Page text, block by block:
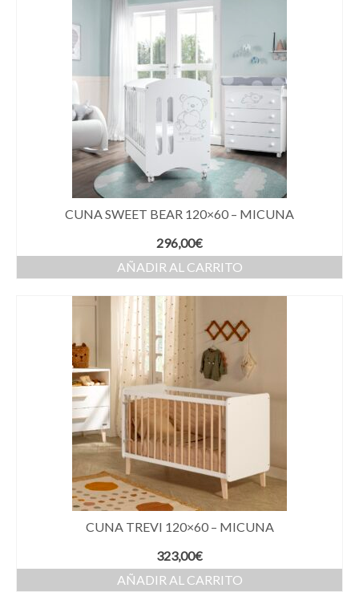
CUNA SWEET BEAR 120×60 – MICUNA
296,00€
AÑADIR AL CARRITO
CUNA TREVI 120×60 – MICUNA
323,00€
AÑADIR AL CARRITO